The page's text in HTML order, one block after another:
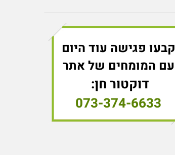
קבעו פגישה עוד היום
עם המומחים של אתר
דוקטור חן:
073-374-6633